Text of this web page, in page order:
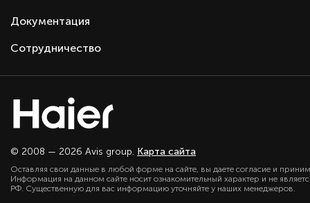
Документация
Сотрудничество
© 2008 — 2026 Avis group. Карта сайта
Оставляя свои данные в любой форме на сайте, вы даете согласие и
Информация на данном сайте носит ознакомительный характер и не
РФ. Существенную для вас информацию уточняйте у наших менеджеров.